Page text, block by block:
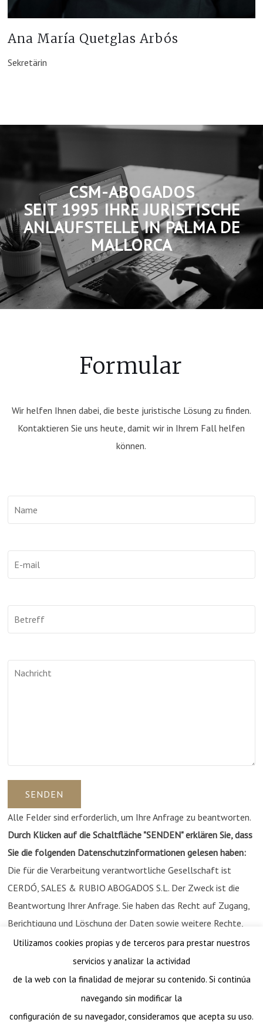
Ana María Quetglas Arbós
Sekretärin
CSM-ABOGADOS
SEIT 1995 IHRE JURISTISCHE
ANLAUFSTELLE IN PALMA DE
MALLORCA
Formular
Wir helfen Ihnen dabei, die beste juristische Lösung zu finden.
Kontaktieren Sie uns heute, damit wir in Ihrem Fall helfen
können.
Alle Felder sind erforderlich, um Ihre Anfrage zu beantworten.
Durch Klicken auf die Schaltfläche "SENDEN" erklären Sie, dass
Sie die folgenden Datenschutzinformationen gelesen haben:
Die für die Verarbeitung verantwortliche Gesellschaft ist
CERDÓ, SALES & RUBIO ABOGADOS S.L. Der Zweck ist die
Beantwortung Ihrer Anfrage. Sie haben das Recht auf Zugang,
Berichtigung und Löschung der Daten sowie weitere Rechte,
die in unsererDatenschutzrichtlinieerläutert werden.
Utilizamos cookies propias y de terceros para prestar nuestros
servicios y analizar la actividad
de la web con la finalidad de mejorar su contenido. Si continúa
navegando sin modificar la
configuración de su navegador, consideramos que acepta su uso.